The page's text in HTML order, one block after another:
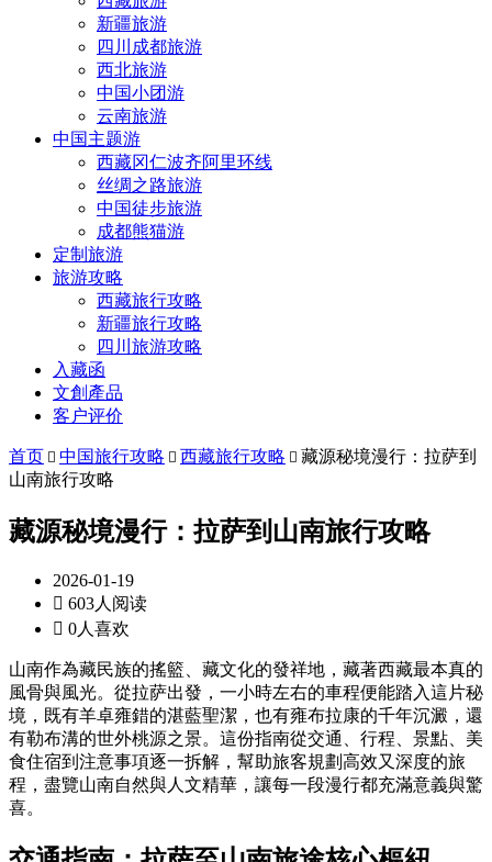
新疆旅游
四川成都旅游
西北旅游
中国小团游
云南旅游
中国主题游
西藏冈仁波齐阿里环线
丝绸之路旅游
中国徒步旅游
成都熊猫游
定制旅游
旅游攻略
西藏旅行攻略
新疆旅行攻略
四川旅游攻略
入藏函
文創產品
客户评价
首页  中国旅行攻略  西藏旅行攻略  藏源秘境漫行：拉萨到
山南旅行攻略
藏源秘境漫行：拉萨到山南旅行攻略
2026-01-19
 603人阅读
 0人喜欢
山南作為藏民族的搖籃、藏文化的發祥地，藏著西藏最本真的
風骨與風光。從拉萨出發，一小時左右的車程便能踏入這片秘
境，既有羊卓雍錯的湛藍聖潔，也有雍布拉康的千年沉澱，還
有勒布溝的世外桃源之景。這份指南從交通、行程、景點、美
食住宿到注意事項逐一拆解，幫助旅客規劃高效又深度的旅
程，盡覽山南自然與人文精華，讓每一段漫行都充滿意義與驚
喜。